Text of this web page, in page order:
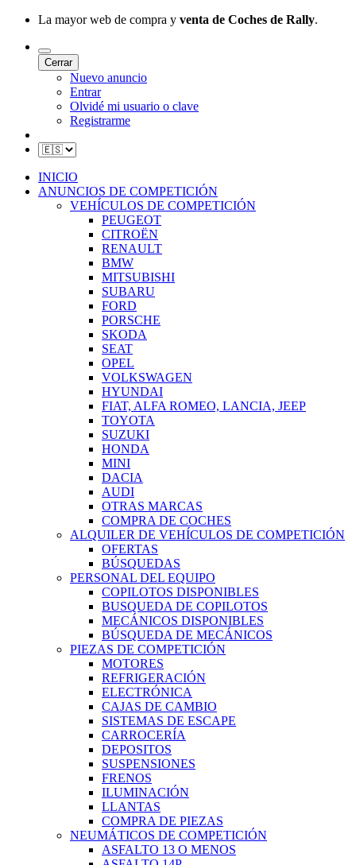
La mayor web de compra y venta de Coches de Rally.
Cerrar
Nuevo anuncio
Entrar
Olvidé mi usuario o clave
Registrarme
INICIO
ANUNCIOS DE COMPETICIÓN
VEHÍCULOS DE COMPETICIÓN
PEUGEOT
CITROËN
RENAULT
BMW
MITSUBISHI
SUBARU
FORD
PORSCHE
SKODA
SEAT
OPEL
VOLKSWAGEN
HYUNDAI
FIAT, ALFA ROMEO, LANCIA, JEEP
TOYOTA
SUZUKI
HONDA
MINI
DACIA
AUDI
OTRAS MARCAS
COMPRA DE COCHES
ALQUILER DE VEHÍCULOS DE COMPETICIÓN
OFERTAS
BÚSQUEDAS
PERSONAL DEL EQUIPO
COPILOTOS DISPONIBLES
BUSQUEDA DE COPILOTOS
MECÁNICOS DISPONIBLES
BÚSQUEDA DE MECÁNICOS
PIEZAS DE COMPETICIÓN
MOTORES
REFRIGERACIÓN
ELECTRÓNICA
CAJAS DE CAMBIO
SISTEMAS DE ESCAPE
CARROCERÍA
DEPOSITOS
SUSPENSIONES
FRENOS
ILUMINACIÓN
LLANTAS
COMPRA DE PIEZAS
NEUMÁTICOS DE COMPETICIÓN
ASFALTO 13 O MENOS